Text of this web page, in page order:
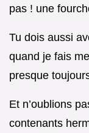
pas ! une
Tu dois aussi
quand je fais
presque
Et n’oublions
contenants